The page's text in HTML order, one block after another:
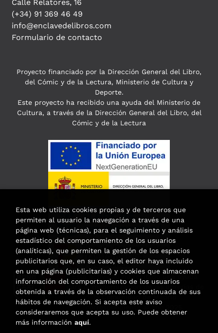
Calle Relatores, 16
(+34) 91 369 46 49
info@enclavedelibros.com
Formulario de contacto
Proyecto financiado por la Dirección General del Libro,
del Cómic y de la Lectura, Ministerio de Cultura y
Deporte.
Este proyecto ha recibido una ayuda del Ministerio de
Cultura, a través de la Dirección General del Libro, del
Cómic y de la Lectura
Esta actividad ha recibido una ayuda
para la modernización de las librerías de
la Comunidad de Madrid
correspondiente al año 2025.
Esta web utiliza cookies propias y de terceros que
permiten al usuario la navegación a través de una
página web (técnicas), para el seguimiento y análisis
estadístico del comportamiento de los usuarios
(analíticas), que permiten la gestión de los espacios
publicitarios que, en su caso, el editor haya incluido
en una página (publicitarias) y cookies que almacenan
información del comportamiento de los usuarios
obtenida a través de la observación continuada de sus
hábitos de navegación. Si acepta este aviso
consideraremos que acepta su uso. Puede obtener
más información aquí.